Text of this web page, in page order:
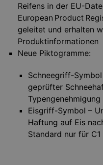
Reifens in der EU-
European Product
geleitet und erhalten
Produktinformationen
Neue Piktogramme:
Schneegriff-
geprüfter
Typengenehmigung
Eisgriff-Symbol –
Haftung auf Eis
Standard nur für C1